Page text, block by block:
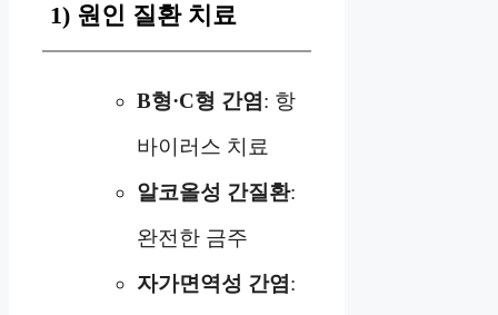
1) 원인 질환 치료
B형·C형 간염 : 항
바이러스 치료
알코올성 간질환:
완전한 금주
자가면역성 간염 :